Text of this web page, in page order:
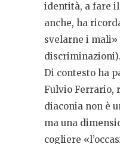
identità, a fare
anche, ha
svelarne i
discriminazioni).
Di contesto ha
Fulvio Ferrario,
diaconia non è
ma una
cogliere